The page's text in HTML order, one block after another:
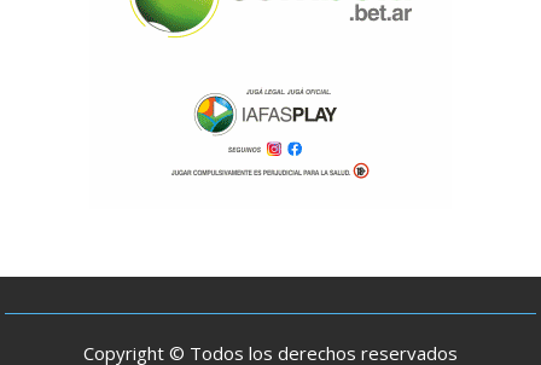
Copyright © Todos los derechos reservados